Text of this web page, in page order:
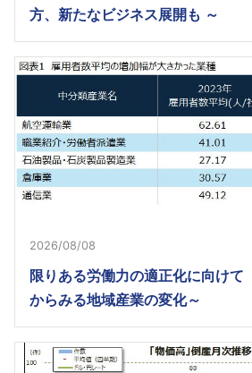
方、新たなビジネス展開も ～
2026/08/08
限りある労働力の適正化に向け
からみる地域産業の変化～